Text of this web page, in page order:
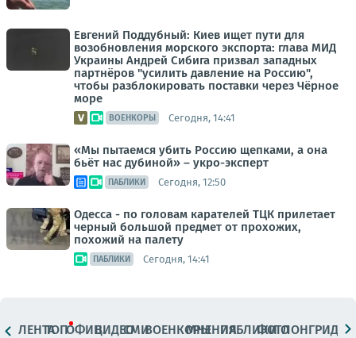
Евгений Поддубный: Киев ищет пути для
возобновления морского экспорта: глава МИД
Украины Андрей Сибига призвал западных
партнёров "усилить давление на Россию",
чтобы разблокировать поставки через Чёрное
море
ВОЕНКОРЫ Сегодня, 14:41
«Мы пытаемся убить Россию щепками, а она
бьёт нас дубиной» – укро-эксперт
ПАБЛИКИ Сегодня, 12:50
Одесса - по головам карателей ТЦК прилетает
черный большой предмет от прохожих,
похожий на палету
ПАБЛИКИ Сегодня, 14:41
ЛЕНТАТОПОФИЦ.ВИДЕОСМИВОЕНКОРЫМНЕНИЯПАБЛИКИ
ФОТОЛОНГРИДЫ